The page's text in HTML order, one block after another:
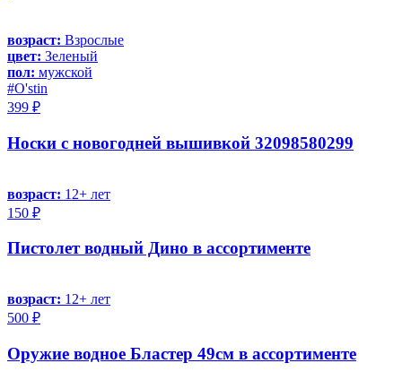
возраст: Взрослые
цвет: Зеленый
пол: мужской
#O'stin
399 ₽
Носки с новогодней вышивкой 32098580299
возраст: 12+ лет
150 ₽
Пистолет водный Дино в ассортименте
возраст: 12+ лет
500 ₽
Оружие водное Бластер 49см в ассортименте